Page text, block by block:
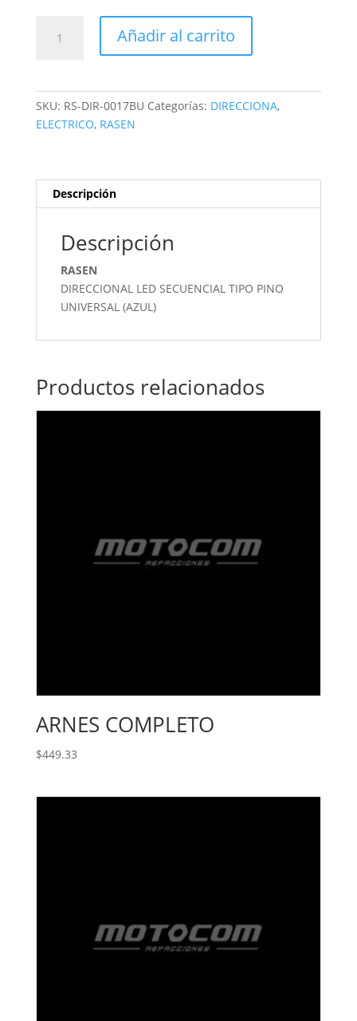
Añadir al carrito
SKU: RS-DIR-0017BU Categorías: DIRECCIONA,
ELECTRICO, RASEN
Descripción
Descripción
RASEN
DIRECCIONAL LED SECUENCIAL TIPO PINO
UNIVERSAL (AZUL)
Productos relacionados
ARNES COMPLETO
$449.33